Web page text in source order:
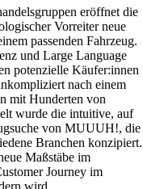
eröffnet die
Vorreiter neue
passenden Fahrzeug.
und Large Language
potenzielle Käufer:innen
nach einem
mit Hunderten von
wurde die intuitive, auf
von MUUUH!, die
Branchen konzipiert.
Maßstäbe im
Journey im
wird.